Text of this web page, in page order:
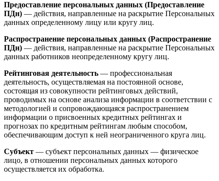
Предоставление персональных данных (Предоставление
ПДн) — действия, направленные на раскрытие Персональных
данных определенному лицу или кругу лиц.
Распространение персональных данных (Распространение
ПДн) — действия, направленные на раскрытие Персональных
данных работников неопределенному кругу лиц.
Рейтинговая деятельность — профессиональная
деятельность, осуществляемая на постоянной основе,
состоящая из совокупности рейтинговых действий,
проводимых на основе анализа информации в соответствии с
методологией и сопровождающаяся распространением
информации о присвоенных кредитных рейтингах и
прогнозах по кредитным рейтингам любым способом,
обеспечивающим доступ к ней неограниченного круга лиц.
Субъект — субъект персональных данных — физическое
лицо, в отношении персональных данных которого
осуществляется их обработка.